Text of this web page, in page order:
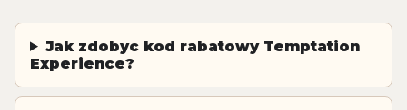
Jak zdobyc kod rabatowy Temptation
Experience?